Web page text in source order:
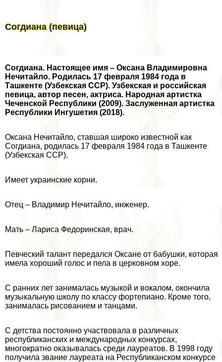
Согдиана (певица)
Согдиана. Настоящее имя – Оксана Владимировна
Нечитайло. Родилась 17 февраля 1984 года в
Ташкенте (Узбекская ССР). Узбекская и российская
певица, автор песен, актриса. Народная артистка
Чеченской Республики (2009). Заслуженная артистка
Республики Ингушетия (2018).
Оксана Нечитайло, ставшая широко известной как
Согдиана, родилась 17 февраля 1984 года в Ташкенте
(Узбекская ССР).
Имеет украинские корни.
Отец – Владимир Нечитайло, инженер.
Мать – Лариса Федоринская, врач.
Певческий талант передался Оксане от бабушки, которая
имела хороший голос и пела в церковном хоре.
С ранних лет занималась музыкой и вокалом, окончила
музыкальную школу по классу фортепиано. Кроме того,
занималась рисованием и танцами.
С детства постоянно участвовала в различных
республиканских и международных конкурсах,
многократно оказывалась среди лауреатов. В 1998 году
получила звание лауреата на Республиканском конкурсе